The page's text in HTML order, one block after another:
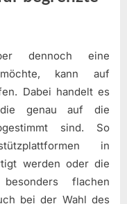
dennoch eine
möchte, kann auf
Dabei handelt es
genau auf die
sind. So
in
werden oder die
flachen
bei der Wahl des